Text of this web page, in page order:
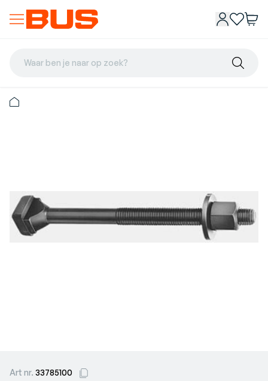
Waar ben je naar op zoek?
Art nr. 33785100